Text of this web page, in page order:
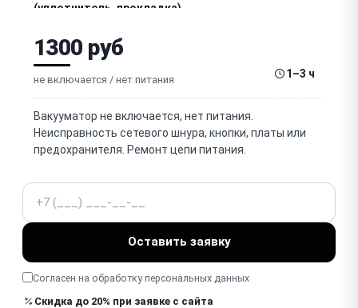
(уплотнитель, прокладка)
планка, механизм)
Шумит / гудит насос (износ, воздух)
Не работает / сломан механизм крышки (не
фиксируется)
Не работают кнопки / панель управления
Для камерных: не создаёт вакуум в камере
Для камерных: не открывается / не закрывается
1300 руб
не включается / нет питания 1–3 ч
Вакууматор не включается, нет питания.
Неисправность сетевого шнура, кнопки, платы или
предохранителя. Ремонт цепи питания.
Телефон
Оставить заявку
Согласен на обработку персональных данных
Скидка до 20% при заявке с сайта